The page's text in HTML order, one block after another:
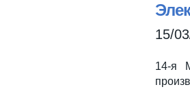
15/
14-я